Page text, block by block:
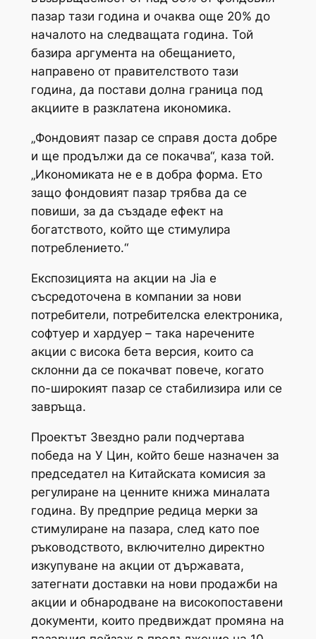
пазар тази година и очаква още 20% до
началото на следващата година. Той
базира аргумента на обещанието,
направено от правителството тази
година, да постави долна граница под
акциите в разклатена икономика.
„Фондовият пазар се справя доста добре
и ще продължи да се покачва“, каза той.
„Икономиката не е в добра форма. Ето
защо фондовият пазар трябва да се
повиши, за да създаде ефект на
богатството, който ще стимулира
потреблението.“
Експозицията на акции на Jia е
съсредоточена в компании за нови
потребители, потребителска електроника,
софтуер и хардуер – така наречените
акции с висока бета версия, които са
склонни да се покачват повече, когато
по-широкият пазар се стабилизира или се
завръща.
Проектът Звездно рали подчертава
победа на У Цин, който беше назначен за
председател на Китайската комисия за
регулиране на ценните книжа миналата
година. Ву предприе редица мерки за
стимулиране на пазара, след като пое
ръководството, включително директно
изкупуване на акции от държавата,
затегнати доставки на нови продажби на
акции и обнародване на високопоставени
документи, които предвиждат промяна на